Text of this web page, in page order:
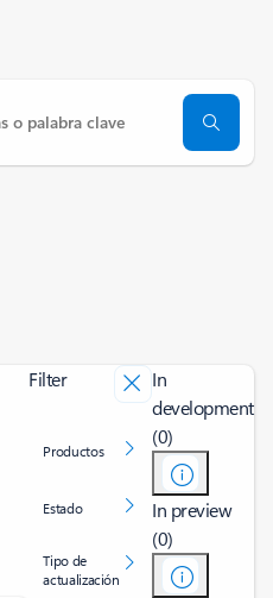
Filter
Productos
Estado
Tipo de
actualización
In
development
(0)
In preview
(0)